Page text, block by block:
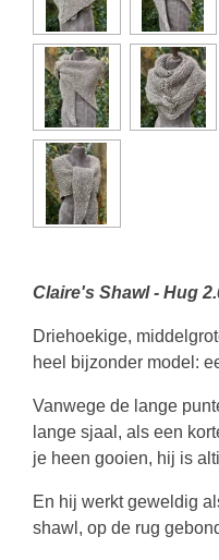
Claire's Shawl - Hug
Driehoekige,
heel bijzonder model:
Vanwege de lange
lange sjaal, als een
je heen gooien, hij is
En hij werkt geweldig
shawl, op de rug